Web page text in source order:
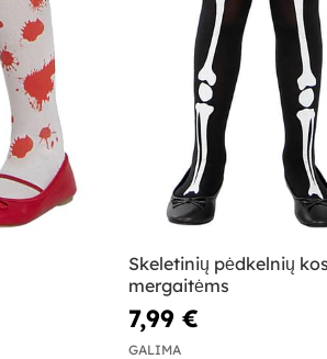
Skeletinių pėdkelnių
mergaitėms
7,99 €
GALIMA